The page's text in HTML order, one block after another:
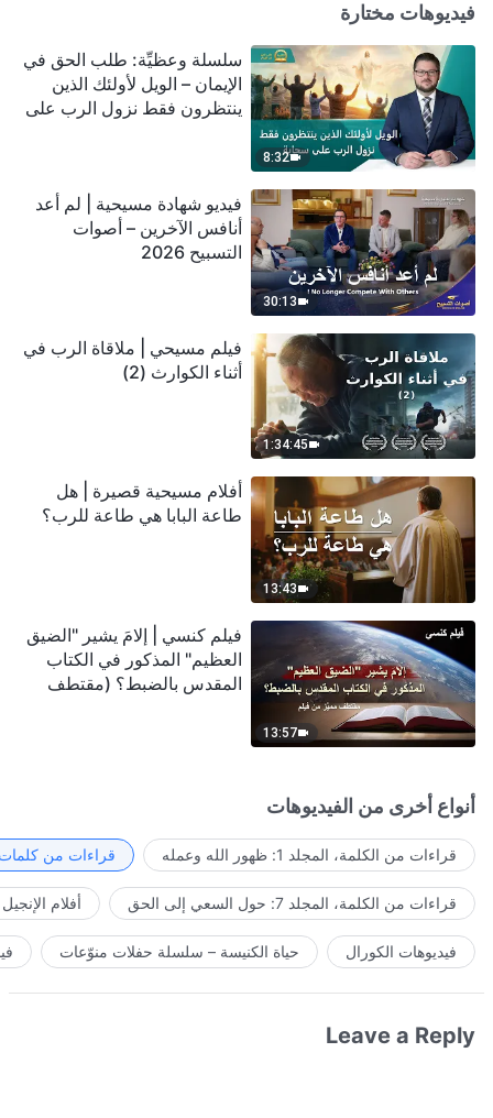
فيديوهات مختارة
8:32
سلسلة وعظيِّة: طلب الحق في
الإيمان – الويل لأولئك الذين
ينتظرون فقط نزول الرب على
30:13
فيديو شهادة مسيحية | لم أعد
أنافس الآخرين – أصوات
التسبيح 2026
1:34:45
فيلم مسيحي | ملاقاة الرب في
أثناء الكوارث (2)
13:43
أفلام مسيحية قصيرة | هل
طاعة البابا هي طاعة للرب؟
13:57
فيلم كنسي | إلامَ يشير "الضيق
العظيم" المذكور في الكتاب
المقدس بالضبط؟ (مقتطف
أنواع أخرى من الفيديوهات
قراءات من الكلمة، المجلد 1: ظهور الله وعمله قراءات من كلمات
قراءات من الكلمة، المجلد 7: حول السعي إلى الحق أفلام الإنجيل
فيديوهات الكورال حياة الكنيسة – سلسلة حفلات منوّعات
Leave a Reply